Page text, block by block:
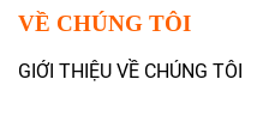
VỀ CHÚNG TÔI
GIỚI THIỆU VỀ CHÚNG TÔI